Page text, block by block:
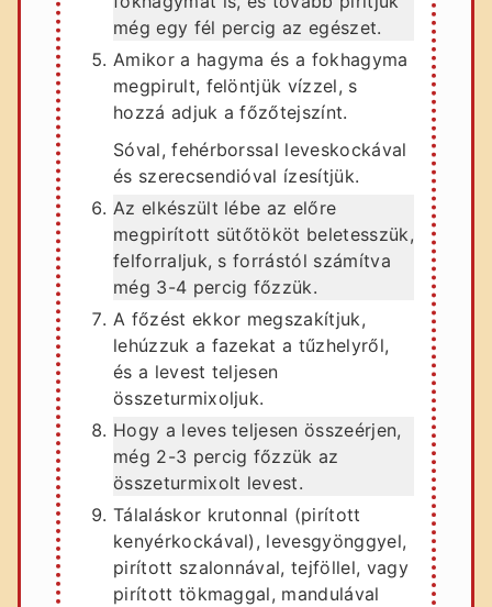
még egy fél percig az egészet.
Amikor a hagyma és a fokhagyma
megpirult, felöntjük vízzel, s
hozzá adjuk a főzőtejszínt.
Sóval, fehérborssal leveskockával
és szerecsendióval ízesítjük.
Az elkészült lébe az előre
megpirított sütőtököt beletesszük,
felforraljuk, s forrástól számítva
még 3-4 percig főzzük.
A főzést ekkor megszakítjuk,
lehúzzuk a fazekat a tűzhelyről,
és a levest teljesen
összeturmixoljuk.
Hogy a leves teljesen összeérjen,
még 2-3 percig főzzük az
összeturmixolt levest.
Tálaláskor krutonnal (pirított
kenyérkockával), levesgyönggyel,
pirított szalonnával, tejföllel, vagy
pirított tökmaggal, mandulával